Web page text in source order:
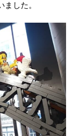
した。